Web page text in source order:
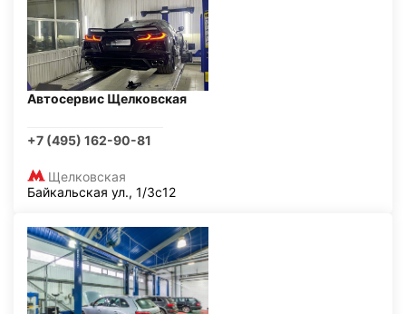
Автосервис Щелковская
+7 (495) 162-90-81
Щелковская
Байкальская ул., 1/3с12